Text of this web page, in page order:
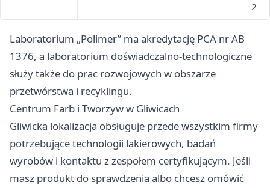
2
Laboratorium „Polimer” ma akredytację PCA nr AB
1376, a laboratorium doświadczalno-technologiczne
służy także do prac rozwojowych w obszarze
przetwórstwa i recyklingu.
Centrum Farb i Tworzyw w Gliwicach
Gliwicka lokalizacja obsługuje przede wszystkim firmy
potrzebujące technologii lakierowych, badań
wyrobów i kontaktu z zespołem certyfikującym. Jeśli
masz produkt do sprawdzenia albo chcesz omówić